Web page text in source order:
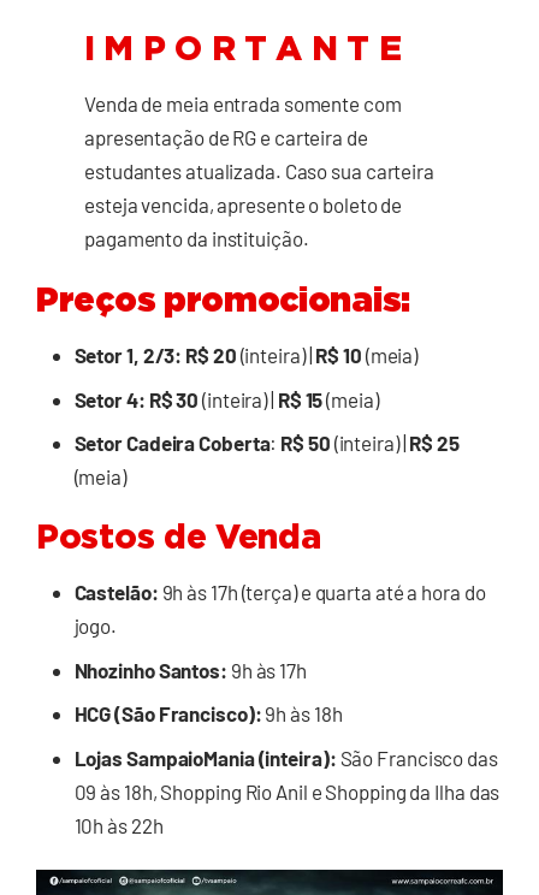
I M P O R T A N T E
Venda de meia entrada somente com
apresentação de RG e carteira de
estudantes atualizada. Caso sua carteira
esteja vencida, apresente o boleto de
pagamento da instituição.
Preços promocionais:
Setor 1, 2/3: R$ 20 (inteira) | R$ 10 (meia)
Setor 4: R$ 30 (inteira) | R$ 15(meia)
Setor Cadeira Coberta: R$ 50 (inteira) | R$ 25
(meia)
Postos de Venda
Castelão: 9h às 17h (terça) e quarta até a hora do
jogo.
Nhozinho Santos: 9h às 17h
HCG (São Francisco): 9h às 18h
Lojas SampaioMania (inteira): São Francisco das
09 às 18h, Shopping Rio Anil e Shopping da Ilha das
10h às 22h